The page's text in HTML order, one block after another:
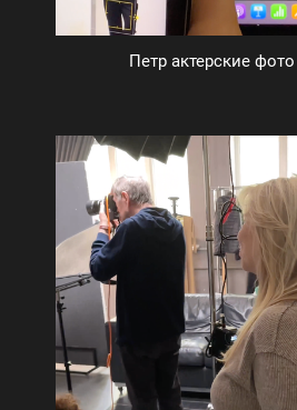
Петр актерские фото